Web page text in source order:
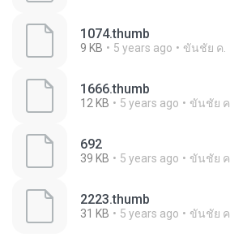
1074.thumb
9 KB 5 years ago ขันชัย ค.
1666.thumb
12 KB 5 years ago ขันชัย ค.
692
39 KB 5 years ago ขันชัย ค.
2223.thumb
31 KB 5 years ago ขันชัย ค.